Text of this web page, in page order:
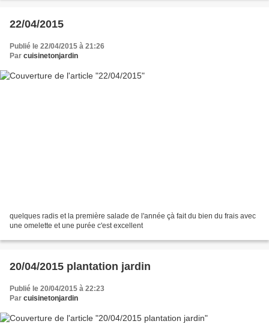
22/04/2015
Publié le 22/04/2015 à 21:26
Par cuisinetonjardin
quelques radis et la première salade de l'année çà fait du bien du frais avec
une omelette et une purée c'est excellent
20/04/2015 plantation jardin
Publié le 20/04/2015 à 22:23
Par cuisinetonjardin